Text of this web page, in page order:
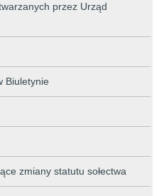
przez Urząd
Biuletynie
zmiany statutu sołectwa